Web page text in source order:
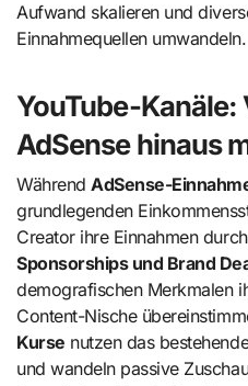
Aufwand skalieren und
Einnahmequellen umwandeln.
YouTube-
AdSense hinaus
WährendAdSense-
grundlegenden
Creator ihre Einnahmen
Sponsorships und Brand
demografischen Merkmalen
Content-Nische
Kurse nutzen das
und wandeln passive